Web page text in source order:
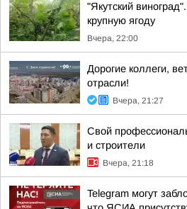
"Якутский
крупную ягоду
Вчера, 22:00
Дорогие коллеги,
отрасли!
Вчера, 21:27
Свой
и строители
Вчера, 21:18
Telegram могут